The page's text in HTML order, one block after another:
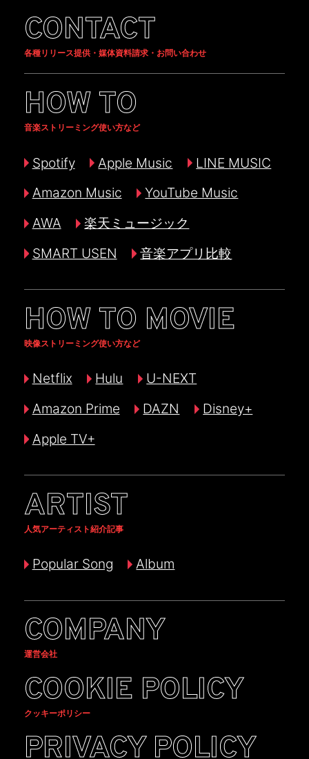
CONTACT
各種リリース提供・媒体資料請求・お問い合わせ
HOW TO
音楽ストリーミング使い方など
Spotify Apple Music
LINE MUSIC
Amazon Music
YouTube Music
AWA
楽天ミュージック
SMART USEN
音楽アプリ比較
HOW TO MOVIE
映像ストリーミング使い方など
Netflix Hulu
U-NEXT
Amazon Prime
DAZN
Disney+
Apple TV+
ARTIST
人気アーティスト紹介記事
Popular Song Album
COMPANY
運営会社
COOKIE POLICY
クッキーポリシー
PRIVACY POLICY